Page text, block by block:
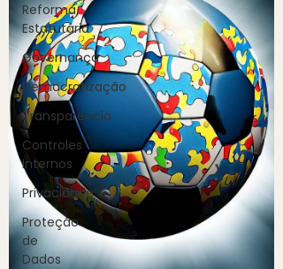
Reforma
Estatutária
Governança
Democratização
Transparência
Controles
Internos
Privacidade
Proteção
de
Dados